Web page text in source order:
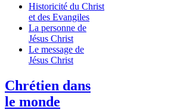
Historicité du Christ
et des Evangiles
La personne de
Jésus Christ
Le message de
Jésus Christ
Chrétien dans
le monde